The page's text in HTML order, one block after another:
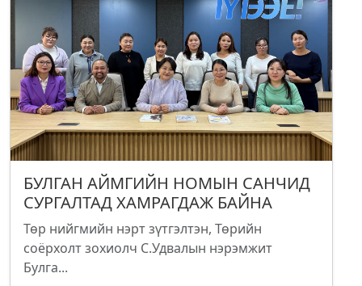
БУЛГАН АЙМГИЙН НОМЫН САНЧИД
СУРГАЛТАД ХАМРАГДАЖ БАЙНА
Төр нийгмийн нэрт зүтгэлтэн, Төрийн
соёрхолт зохиолч С.Удвалын нэрэмжит
Булга...